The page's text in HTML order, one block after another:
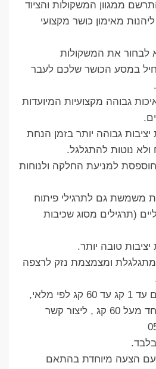
ממגוון המשקולות והציוד
מאימון כושר מקצועי
לבחור את המשקולות
במסע הכושר שלכם לעבר
גבוהה מקצועיות המיועדות
גבוהה יותר בזמן הנחת
נוטות להתגלגל.
למניעת החלקה ולנוחות
משמשת גם לתרגילי פיתוח
(תרגילים מסוג שכיבות
טובה יותר.
ומצמצמת נזק לרצפה
נמכרת במשקלים שונים עד 1 קג עד 60 קג לפי מלאי,
וניתן להזמין משקל מיוחד מעל 60 קג , ליצור קשר
עם הצעה מיוחדת בהתאם